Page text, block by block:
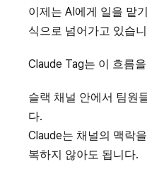
이제는 AI에게 일을 맡
식으로 넘어가고 있습
Claude Tag는 이 흐름
슬랙 채널 안에서 팀원
다.
Claude는 채널의 맥락
복하지 않아도 됩니다.